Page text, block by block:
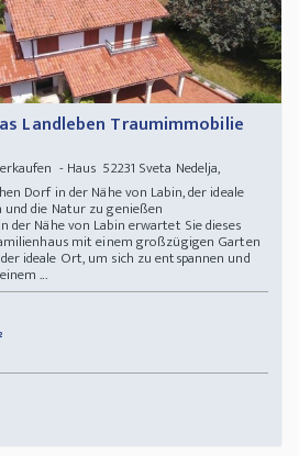
Landleben Traumimmobilie
- Haus 52231 Sveta Nedelja,
Dorf in der Nähe von Labin, der ideale
die Natur zu genießen
der Nähe von Labin erwartet Sie dieses
mit einem großzügigen Garten
ideale Ort, um sich zu entspannen und
...